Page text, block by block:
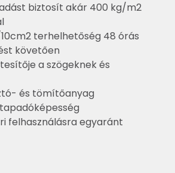
biztosít akár 400 kg/m2
terhelhetőség 48 órás
követően
a szögeknek és
és tömítőanyag
felhasználásra egyaránt